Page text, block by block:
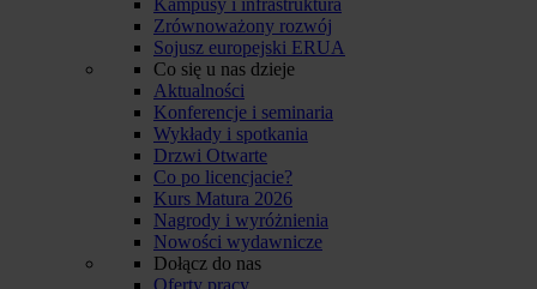
Zrównoważony rozwój
Sojusz europejski ERUA
Co się u nas dzieje
Aktualności
Konferencje i seminaria
Wykłady i spotkania
Drzwi Otwarte
Co po licencjacie?
Kurs Matura 2026
Nagrody i wyróżnienia
Nowości wydawnicze
Dołącz do nas
Oferty pracy